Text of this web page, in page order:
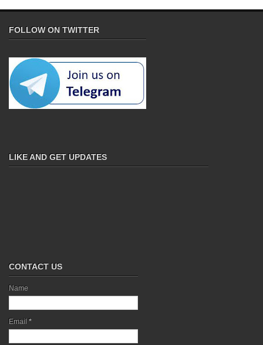
FOLLOW ON TWITTER
LIKE AND GET UPDATES
CONTACT US
Name
Email*